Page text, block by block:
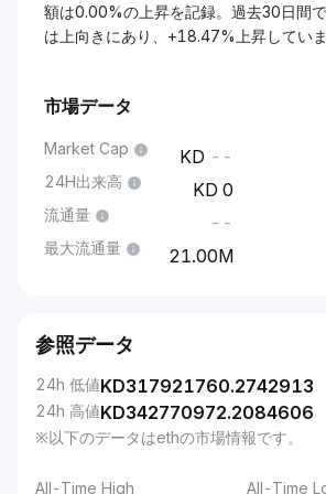
額は0.00%の上昇を記録。過去30日間
は上向きにあり、+18.47%上昇していま
市場データ
Market Cap --
24H出来高 0
流通量 --
最大流通量 21.00M
参照データ
24h 低値KD317921760.2742913
24h 高値KD342770972.2084606
※以下のデータはethの市場情報です。
All-Time High All-Time